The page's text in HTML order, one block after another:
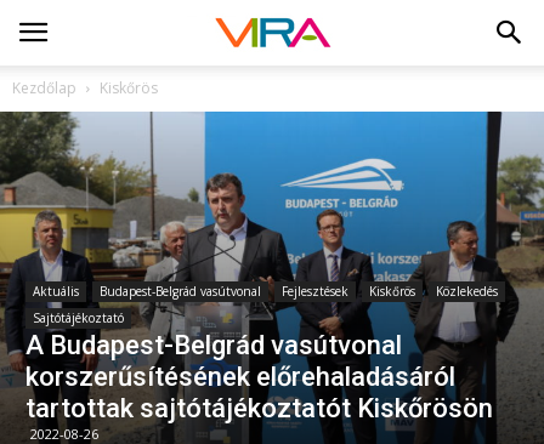
Kezdőlap Kiskőrös
Aktuális Budapest-Belgrád vasútvonal Fejlesztések Kiskőrös
Közlekedés
Sajtótájékoztató
A Budapest-Belgrád vasútvonal
korszerűsítésének előrehaladásáról
tartottak sajtótájékoztatót Kiskőrösön
2022-08-26